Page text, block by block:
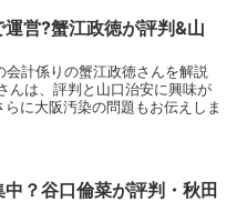
営?蟹江政徳が評判&山
計係りの蟹江政徳さんを解説
んは、評判と山口治安に興味が
に大阪汚染の問題もお伝えしま
？谷口倫菜が評判・秋田